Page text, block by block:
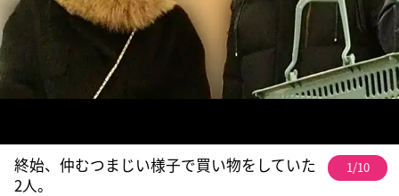
終始、仲むつまじい様子で買い物をしていた
2人。
1/10